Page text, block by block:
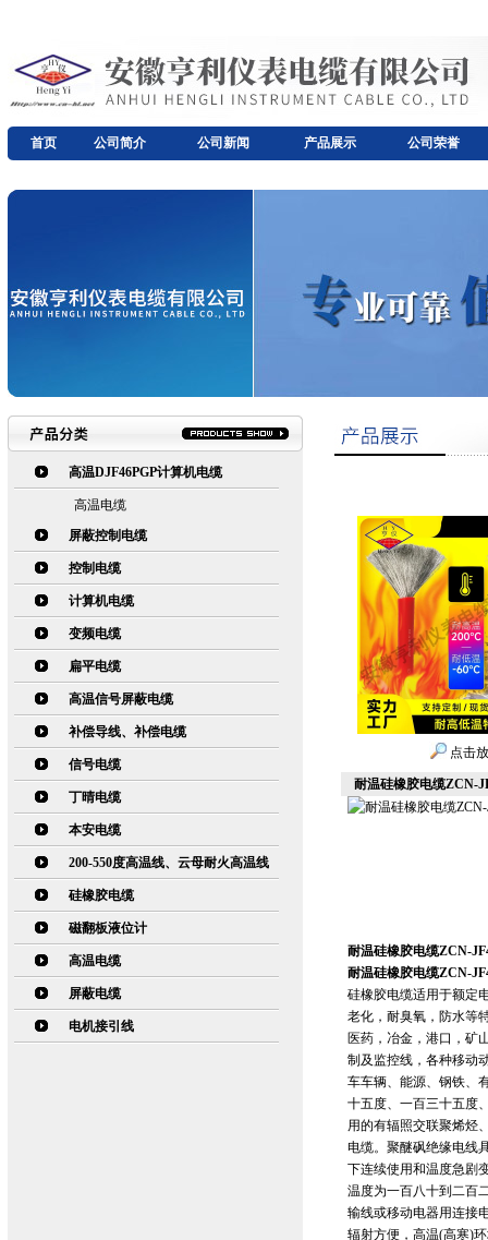
首页 公司简介 公司新闻 产品展示 公司荣誉
高温DJF46PGP计算机电缆
高温电缆
屏蔽控制电缆
控制电缆
计算机电缆
变频电缆
扁平电缆
高温信号屏蔽电缆
补偿导线、补偿电缆
信号电缆
丁晴电缆
本安电缆
200-550度高温线、云母耐火高温线
硅橡胶电缆
磁翻板液位计
高温电缆
屏蔽电缆
电机接引线
点击
耐温硅橡胶电缆ZCN-
耐温硅橡胶电缆ZCN-
耐温硅橡胶电缆ZCN-
硅橡胶电缆适用于额定
老化，耐臭氧，防水等
医药，冶金，港口，矿
制及监控线，各种移动
车车辆、能源、钢铁、
十五度、一百三十五度
用的有辐照交联聚烯烃
电缆。聚醚砜绝缘电线
下连续使用和温度急剧
温度为一百八十到二百
输线或移动电器用连接
辐射方便，高温(高寒)